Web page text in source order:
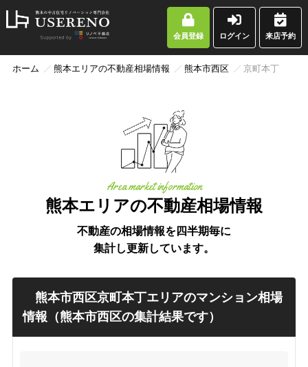
会員登録 ログイン 来店予約
ホーム 熊本エリアの不動産相場情報 熊本市西区 京町本丁
熊本エリアの不動産相場情報
Area market information
不動産の相場情報を四半期毎に
集計し更新しています。
熊本市西区京町本丁エリアのマンション相場
情報（熊本市西区の集計結果です）